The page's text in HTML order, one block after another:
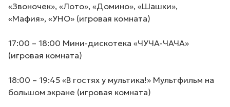
«Звоночек», «Лото», «Домино», «Шашки»,
«Мафия», «УНО» (игровая комната)
17:00 – 18:00 Мини-дискотека «ЧУЧА-ЧАЧА»
(игровая комната)
18:00 – 19:45 «В гостях у мультика!» Мультфильм на
большом экране (игровая комната)